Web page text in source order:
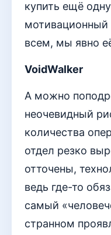
купить ещё
всем, мы явно
VoidWalker
А можно
неочевидный
количества
отдел резко
отточены,
ведь где-то
самый
странном